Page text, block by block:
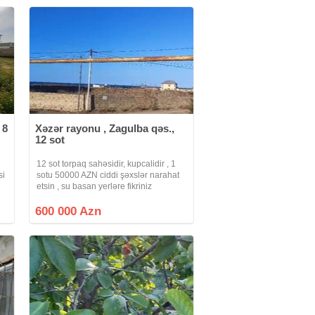
Xəzər rayonu , Zagulba qəs.,
12 sot
12 sot torpaq sahəsidir, kupcalidir , 1
sotu 50000 AZN ciddi şəxslər narahat
etsin , su basan yerləre fikriniz
600 000 Azn